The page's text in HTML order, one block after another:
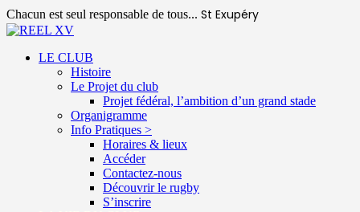
Chacun est seul responsable de tous... St Exupéry
LE CLUB
Histoire
Le Projet du club
Projet fédéral, l’ambition d’un grand stade
Organigramme
Info Pratiques >
Horaires & lieux
Accéder
Contactez-nous
Découvrir le rugby
S’inscrire